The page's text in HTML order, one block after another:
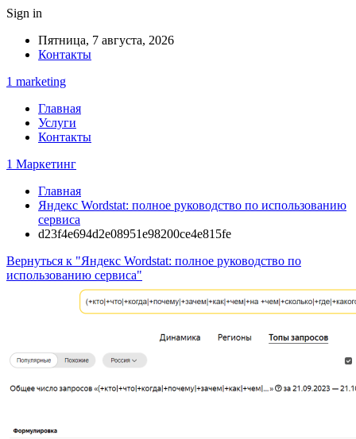
Sign in
Пятница, 7 августа, 2026
Контакты
1 marketing
Главная
Услуги
Контакты
1 Маркетинг
Главная
Яндекс Wordstat: полное руководство по использованию
сервиса
d23f4e694d2e08951e98200ce4e815fe
Вернуться к "Яндекс Wordstat: полное руководство по
использованию сервиса"